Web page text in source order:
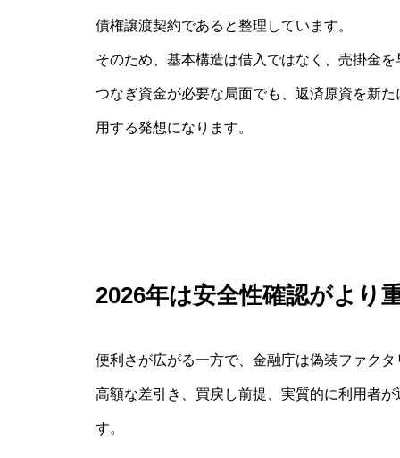
債権譲渡契約であると整理しています。
そのため、基本構造は借入ではなく、売掛金
つなぎ資金が必要な局面でも、返済原資を新
用する発想になります。
2026年は安全性確認がより
便利さが広がる一方で、金融庁は偽装ファク
高額な差引き、買戻し前提、実質的に利用者
す。